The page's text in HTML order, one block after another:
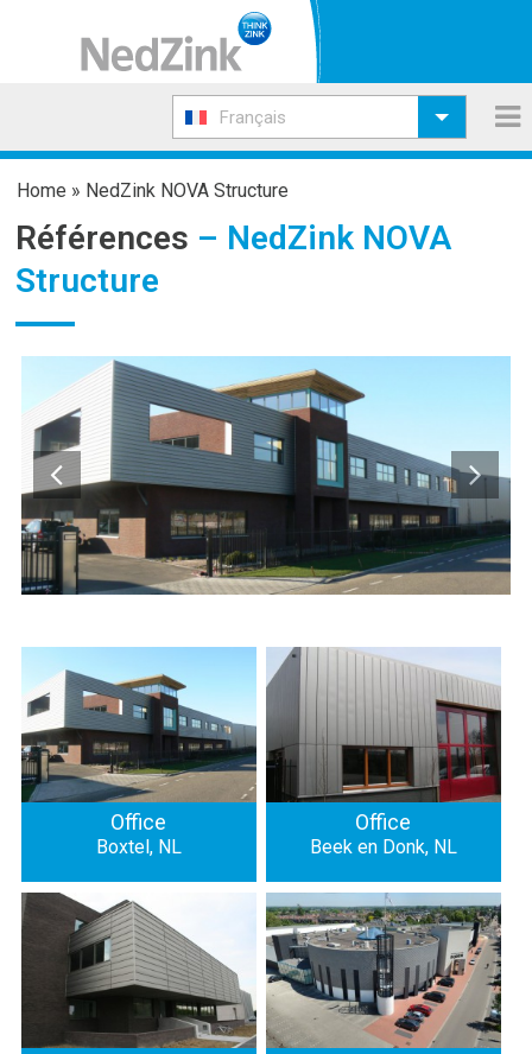
Français
Home » NedZink NOVA Structure
Références – NedZink NOVA
Structure
Office
Boxtel, NL
Office
Beek en Donk, NL